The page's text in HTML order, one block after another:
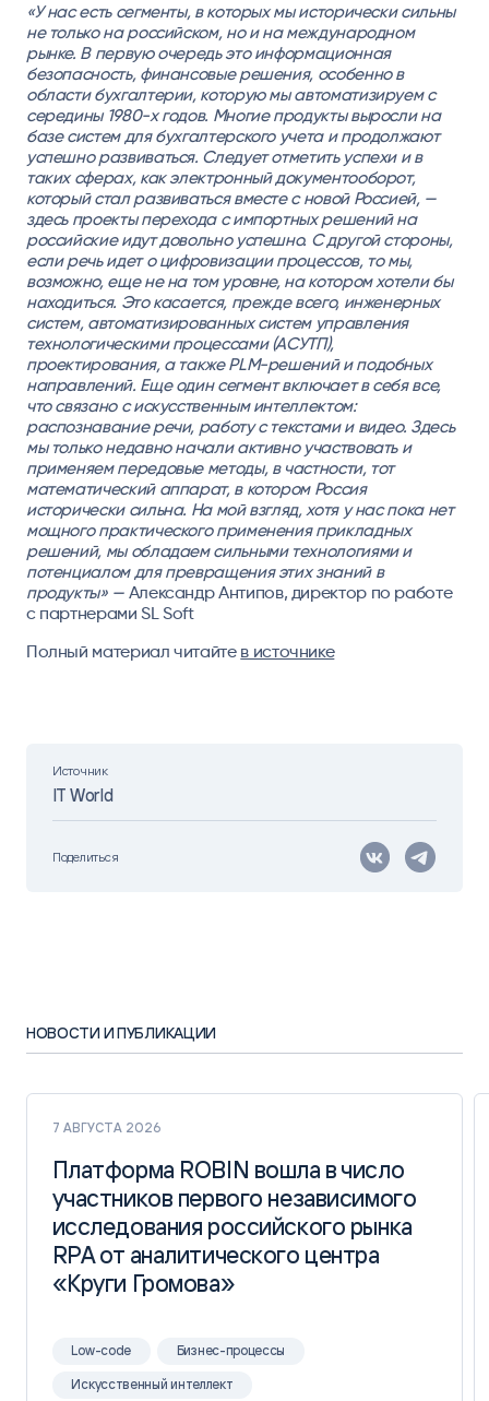
Источник
IT World
Поделиться
«У нас есть сегменты, в которых мы исторически сильны
не только на российском, но и на международном
рынке. В первую очередь это информационная
безопасность, финансовые решения, особенно в
области бухгалтерии, которую мы автоматизируем с
середины 1980-х годов. Многие продукты выросли на
базе систем для бухгалтерского учета и продолжают
успешно развиваться. Следует отметить успехи и в
таких сферах, как электронный документооборот,
который стал развиваться вместе с новой Россией, —
здесь проекты перехода с импортных решений на
российские идут довольно успешно. С другой стороны,
если речь идет о цифровизации процессов, то мы,
возможно, еще не на том уровне, на котором хотели бы
находиться. Это касается, прежде всего, инженерных
систем, автоматизированных систем управления
технологическими процессами (АСУТП),
проектирования, а также PLM-решений и подобных
направлений. Еще один сегмент включает в себя все,
что связано с искусственным интеллектом:
распознавание речи, работу с текстами и видео. Здесь
мы только недавно начали активно участвовать и
применяем передовые методы, в частности, тот
математический аппарат, в котором Россия
исторически сильна. На мой взгляд, хотя у нас пока нет
мощного практического применения прикладных
решений, мы обладаем сильными технологиями и
потенциалом для превращения этих знаний в
продукты» — Александр Антипов, директор по работе
с партнерами SL Soft
Полный материал читайте в источнике
НОВОСТИ И ПУБЛИКАЦИИ
7 АВГУСТА 2026
Платформа ROBIN вошла в число
участников первого независимого
исследования российского рынка
RPA от аналитического центра
«Круги Громова»
Платформа ROBIN вошла в число
участников первого независимого
исследования российского рынка
RPA от аналитического центра
«Круги Громова»
Low-code Бизнес-процессы
Искусственный интеллект